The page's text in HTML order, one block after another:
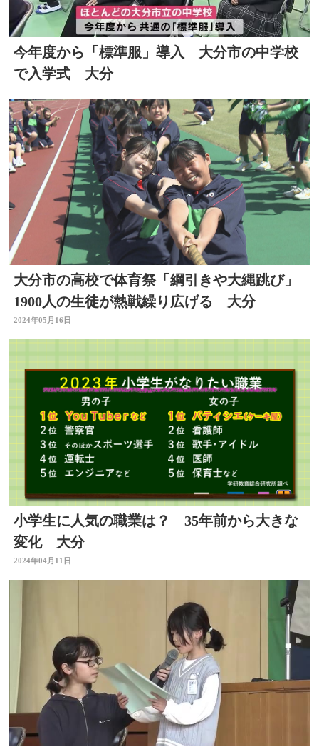
今年度から「標準服」導入 大分市の中学校
で入学式 大分
大分市の高校で体育祭「綱引きや大縄跳び」
1900人の生徒が熱戦繰り広げる 大分
2024年05月16日
小学生に人気の職業は？ 35年前から大きな
変化 大分
2024年04月11日